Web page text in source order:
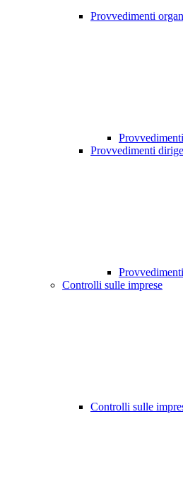
Provvedimenti
Provvedimenti
Controlli sulle imprese
Controlli sulle